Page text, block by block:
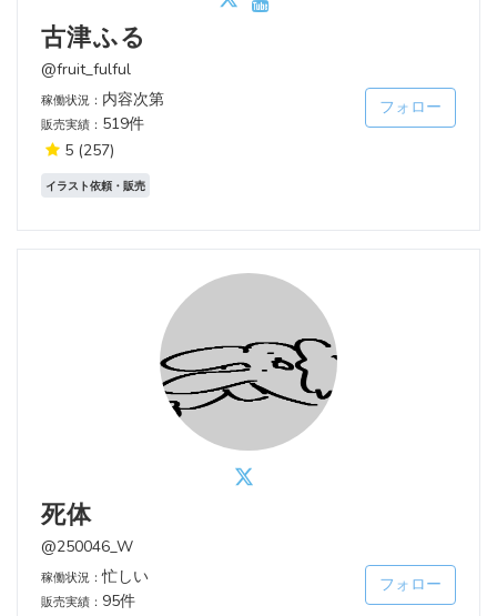
古津ふる
@fruit_fulful
稼働状況： 内容次第
販売実績： 519件
5 (257)
フォロー
イラスト依頼・販売
死体
@250046_W
稼働状況：忙しい
販売実績： 95件
フォロー